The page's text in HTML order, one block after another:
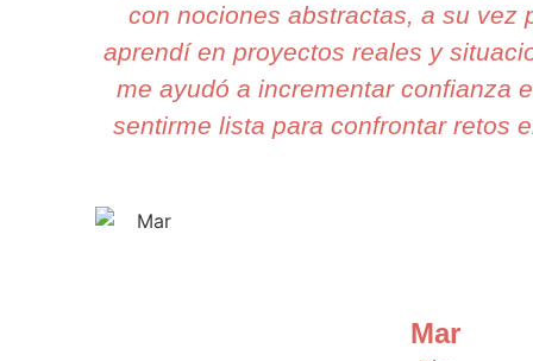
con nociones abstractas, a su vez
aprendí en proyectos reales y
me ayudó a incrementar confianza
sentirme lista para confrontar retos
Mar